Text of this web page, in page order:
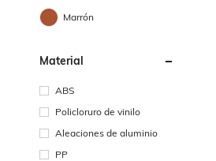
Marrón
Material
ABS
Policloruro de vinilo
Aleaciones de aluminio
PP